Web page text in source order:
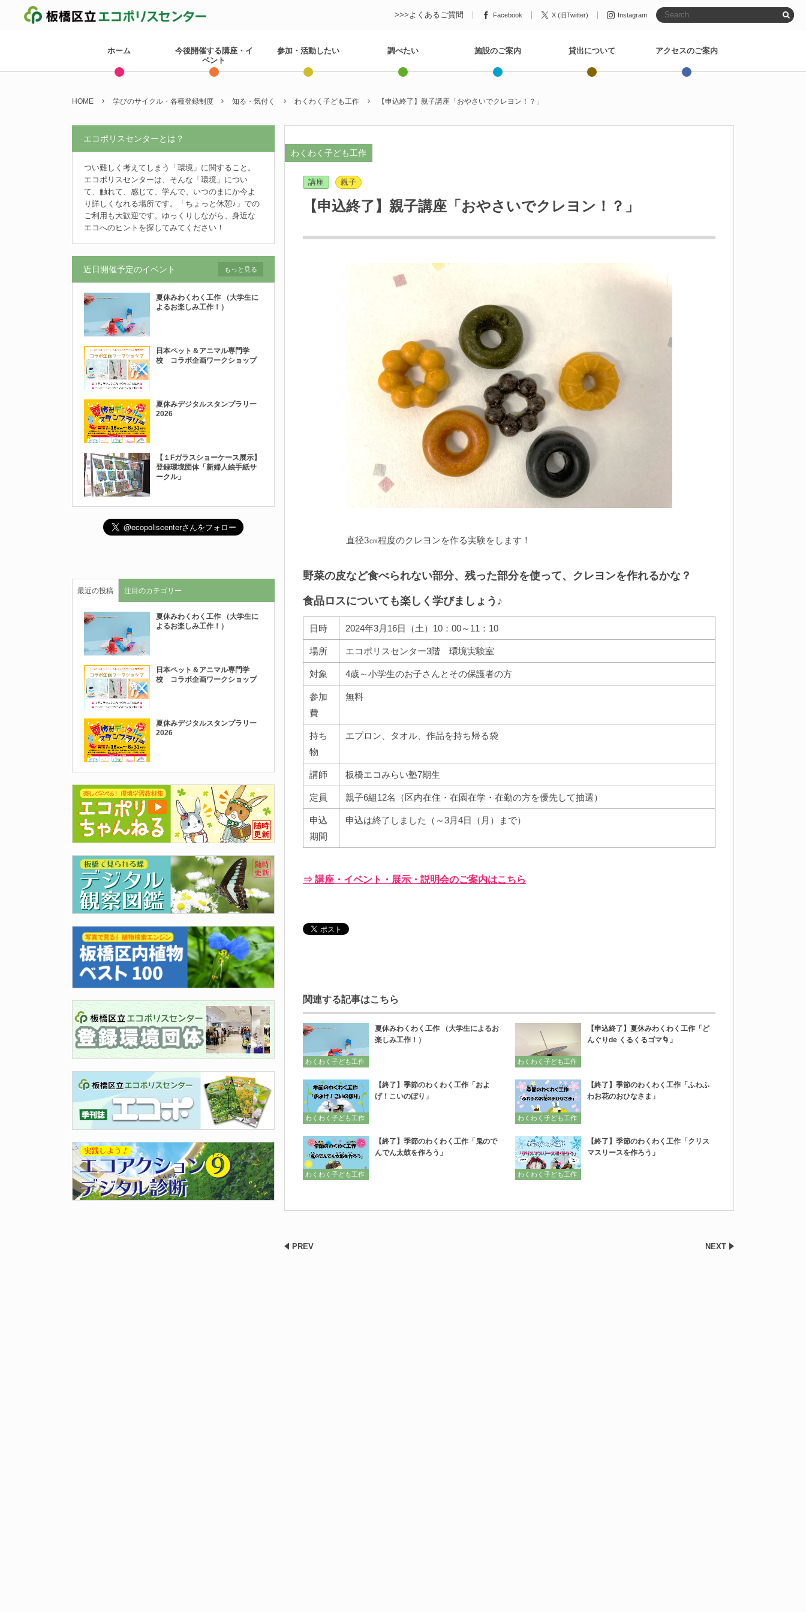
>>>よくあるご質問 Facebook X (旧Twitter) Instagram
ホーム
今後開催する講座・イ
ベント
参加・活動したい 調べたい 施設のご案内 貸出について アクセスのご案内
HOME 学びのサイクル・各種登録制度 知る・気付く わくわく子ども工作 【申込終了】親子講座「おやさいでクレヨン！？」
わくわく子ども工作
講座 親子
【申込終了】親子講座「おやさいでクレヨン！？」
直径3㎝程度のクレヨンを作る実験をします！
野菜の皮など食べられない部分、残った部分を使って、クレヨンを作れるかな？
食品ロスについても楽しく 学びましょう♪
日時 2024年3月16日（土）10：00～11：10
場所 エコポリスセンター3階 環境実験室
対象 4歳～小学生のお子さんとその保護者の方
参加
費
無料
持ち
物
エプロン、タオル、作品を持ち帰る袋
講師 板橋エコみらい塾7期生
定員 親子6組12名（区内在住・在園在学・在勤の方を優先して抽選）
申込
期間
申込は終了しました（～3月4日（月）まで）
⇒ 講座・イベント・展示・説明会のご案内はこちら
関連する記事はこちら
わくわく子ども工作
夏休みわくわく工作 （大学生によるお
楽しみ工作！）
わくわく子ども工作
【申込終了】夏休みわくわく工作「ど
んぐりde くるくるゴマ🌀」
わくわく子ども工作
【終了】季節のわくわく工作「およ
げ！こいのぼり」
わくわく子ども工作
【終了】季節のわくわく工作「ふわふ
わお花のおひなさま」
わくわく子ども工作
【終了】季節のわくわく工作「鬼ので
んでん太鼓を作ろう」
わくわく子ども工作
【終了】季節のわくわく工作「クリス
マスリースを作ろう」
PREV NEXT
エコポリスセンターとは？
つい難しく考えてしまう「環境」に関すること。
エコポリスセンターは、そんな「環境」につい
て、触れて、感じて、学んで、いつのまにか今よ
り詳しくなれる場所です。「ちょっと休憩♪」での
ご利用も大歓迎です。ゆっくりしながら、身近な
エコへのヒントを探してみてください！
近日開催予定のイベント
夏休みわくわく工作 （大学生に
よるお楽しみ工作！）
日本ペット＆アニマル専門学
校 コラボ企画ワークショップ
夏休みデジタルスタンプラリー
2026
【１Fガラスショーケース展示】
登録環境団体「新婦人絵手紙サ
ークル」
もっと見る
最近の投稿 注目のカテゴリー
夏休みわくわく工作 （大学生に
よるお楽しみ工作！）
日本ペット＆アニマル専門学
校 コラボ企画ワークショップ
夏休みデジタルスタンプラリー
2026